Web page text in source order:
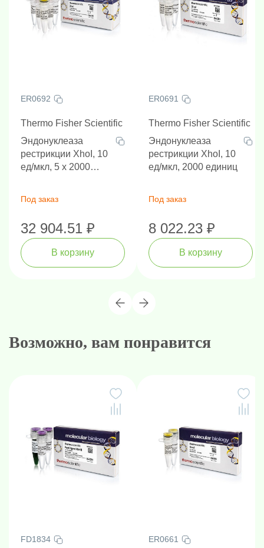
ER0692
Thermo Fisher Scientific
Эндонуклеаза
рестрикции XhoI, 10
ед/мкл, 5 х 2000
Под заказ
32 904.51 ₽
В корзину
ER0691
Thermo Fisher Scientific
Эндонуклеаза
рестрикции XhoI, 10
ед/мкл, 2000 единиц
Под заказ
8 022.23 ₽
В корзину
Возможно, вам понравится
FD1834 ER0661